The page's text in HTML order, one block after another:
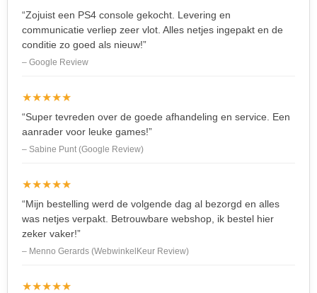
“Zojuist een PS4 console gekocht. Levering en
communicatie verliep zeer vlot. Alles netjes ingepakt en de
conditie zo goed als nieuw!”
– Google Review
★★★★★
“Super tevreden over de goede afhandeling en service. Een
aanrader voor leuke games!”
– Sabine Punt (Google Review)
★★★★★
“Mijn bestelling werd de volgende dag al bezorgd en alles
was netjes verpakt. Betrouwbare webshop, ik bestel hier
zeker vaker!”
– Menno Gerards (WebwinkelKeur Review)
★★★★★